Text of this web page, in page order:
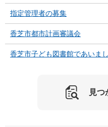
指定管理者の募集
香芝市都市計画審議会
香芝市子ども図書館であいま
見つ